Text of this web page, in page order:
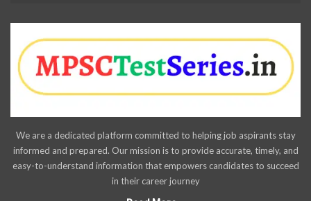
We are a dedicated platform committed to helping job aspirants stay
informed and prepared. Our mission is to provide accurate, timely, and
easy-to-understand information that empowers candidates to succeed
in their career journey